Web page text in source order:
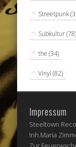
Streetpunk
Subkultur(78)
the (34)
Vinyl (82)
Impressum
Steeltown
Inh.Maria